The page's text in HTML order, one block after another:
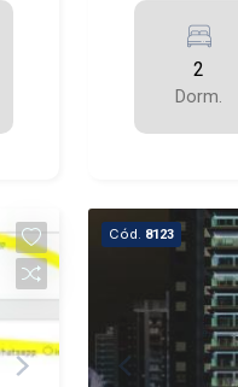
2
Dorm.
Cód. 8123